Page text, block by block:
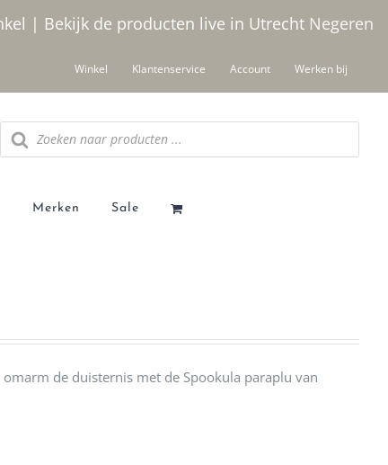
| Bekijk de producten live in Utrecht Negeren
Winkel Klantenservice Account Werken bij
Producten
zoeken
Merken Sale
de duisternis met de Spookula paraplu van